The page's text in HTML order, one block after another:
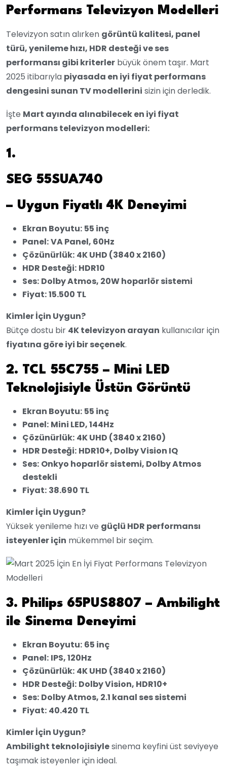
Performans Televizyon Modelleri
Televizyon satın alırken görüntü kalitesi, panel
türü, yenileme hızı, HDR desteği ve ses
performansı gibi kriterler büyük önem taşır. Mart
2025 itibarıyla piyasada en iyi fiyat performans
dengesini sunan TV modellerini sizin için derledik.
İşte Mart ayında alınabilecek en iyi fiyat
performans televizyon modelleri:
1.
SEG 55SUA740
– Uygun Fiyatlı 4K Deneyimi
Ekran Boyutu: 55 inç
Panel:VA Panel, 60Hz
Çözünürlük: 4K UHD (3840 x 2160)
HDR Desteği: HDR10
Ses: Dolby Atmos, 20W hoparlör sistemi
Fiyat:15.500 TL
Kimler İçin Uygun?
Bütçe dostu bir 4K televizyon arayan kullanıcılar için
fiyatına göre iyi bir seçenek.
2. TCL 55C755 – Mini LED
Teknolojisiyle Üstün Görüntü
Ekran Boyutu: 55 inç
Panel: Mini LED, 144Hz
Çözünürlük: 4K UHD (3840 x 2160)
HDR Desteği: HDR10+, Dolby Vision IQ
Ses: Onkyo hoparlör sistemi, Dolby Atmos
destekli
Fiyat: 38.690 TL
Kimler İçin Uygun?
Yüksek yenileme hızı ve güçlü HDR performansı
isteyenler için mükemmel bir seçim.
3. Philips 65PUS8807 – Ambilight
ile Sinema Deneyimi
Ekran Boyutu: 65 inç
Panel: IPS, 120Hz
Çözünürlük: 4K UHD (3840 x 2160)
HDR Desteği: Dolby Vision, HDR10+
Ses: Dolby Atmos, 2.1 kanal ses sistemi
Fiyat: 40.420 TL
Kimler İçin Uygun?
Ambilight teknolojisiylesinema keyfini üst seviyeye
taşımak isteyenler için ideal.